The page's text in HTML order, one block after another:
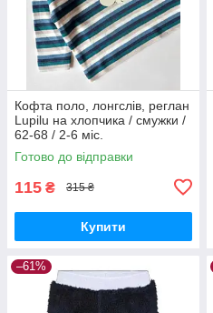
Кофта поло, лонгслів, реглан
Lupilu на хлопчика / смужки /
62-68 / 2-6 міс.
Готово до відправки
115 ₴ 315 ₴
Купити
–61%